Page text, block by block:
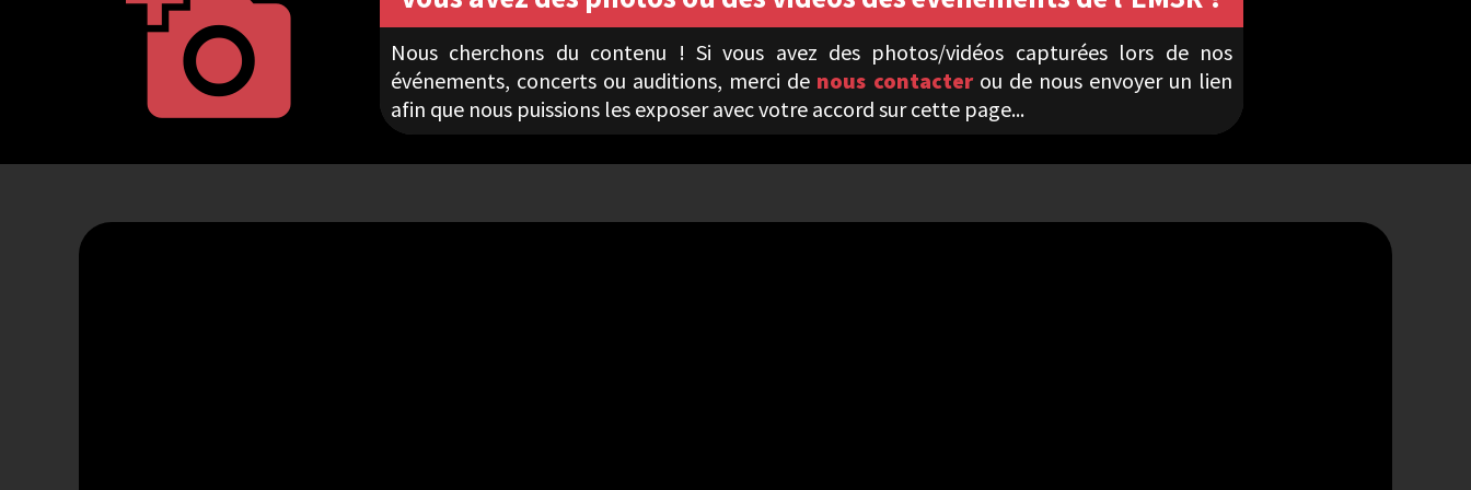
add_a_photo
Nous cherchons du contenu ! Si vous avez des photos/vidéos capturées lors de nos
événements, concerts ou auditions, merci de nous contacter ou de nous envoyer un lien
afin que nous puissions les exposer avec votre accord sur cette page...